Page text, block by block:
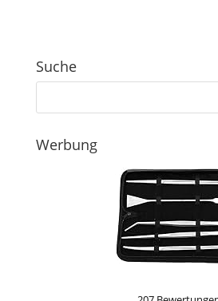
Suche
Werbung